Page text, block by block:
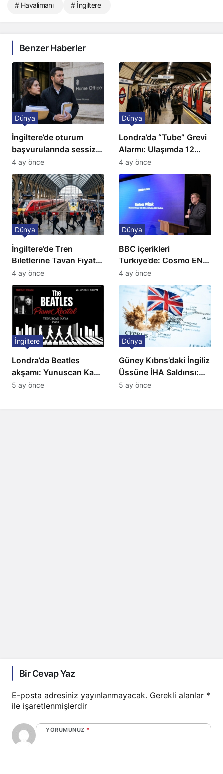
# Havalimanı # İngiltere
Benzer Haberler
İngiltere’de oturum
başvurularında sessiz
kriz: Büyükelçilikten
açıklama!
Dünya
4 ay önce
Londra’da “Tube” Grevi
Alarmı: Ulaşımda 12
Günlük Kaos Kapıda
Dünya
4 ay önce
İngiltere’de Tren
Biletlerine Tavan Fiyat:
Ulaşımda Yeni
Düzenleme
Dünya
4 ay önce
BBC içerikleri
Türkiye’de: Cosmo EN
ve BBC Player yayında
Dünya
4 ay önce
Londra’da Beatles
akşamı: Yunuscan Kaya
klasik yorumuyla
İngiltere
5 ay önce
Güney Kıbrıs’daki İngiliz
Üssüne İHA Saldırısı:
Patlama, Sirenler ve
Dünya
5 ay önce
Bir Cevap Yaz
E-posta adresiniz yayınlanmayacak. Gerekli alanlar *
ile işaretlenmişlerdir
YORUMUNUZ *